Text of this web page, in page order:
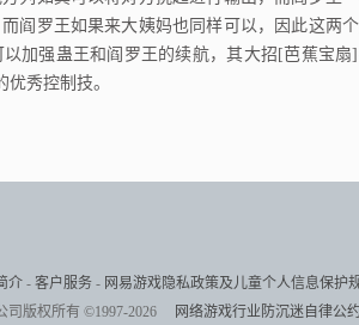
阎罗王如果来大姨妈也同样可以，因此这两个
加强蛊王和阎罗王的续航，其大招[芭蕉宝扇
秀控制技。
介 - 客户服务 - 网易游戏隐私政策及儿童个人信息保护
司版权所有 ©1997-2026
网络游戏行业防沉迷自律公约